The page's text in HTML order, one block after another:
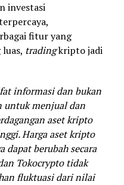
investasi
fitur yang
tradingkripto jadi
informasi dan bukan
untuk menjual dan
aset kripto
Harga aset kripto
berubah secara
Tokocrypto tidak
fluktuasi dari nilai